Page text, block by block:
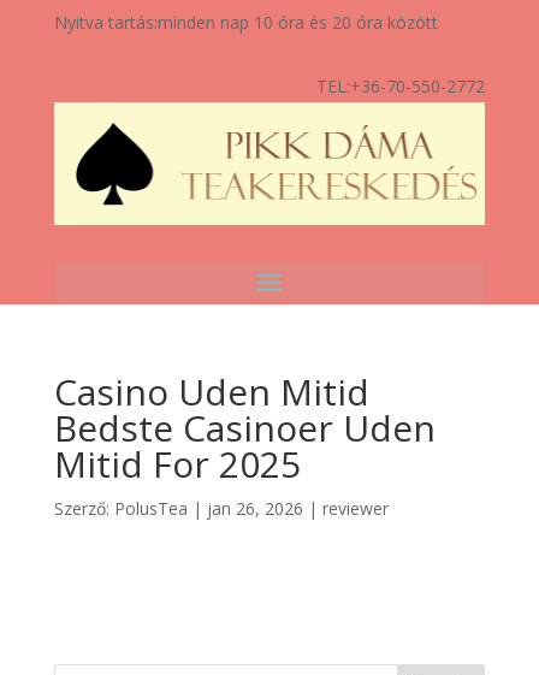
Nyitva tartás:minden nap 10 óra és 20 óra között
TEL:+36-70-550-2772
Casino Uden Mitid
Bedste Casinoer Uden
Mitid For 2025
Szerző: PolusTea | jan 26, 2026 | reviewer